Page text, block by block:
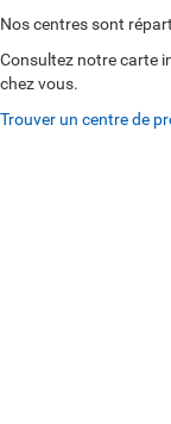
Nos centres sont
Consultez notre carte
chez vous.
Trouver un centre de